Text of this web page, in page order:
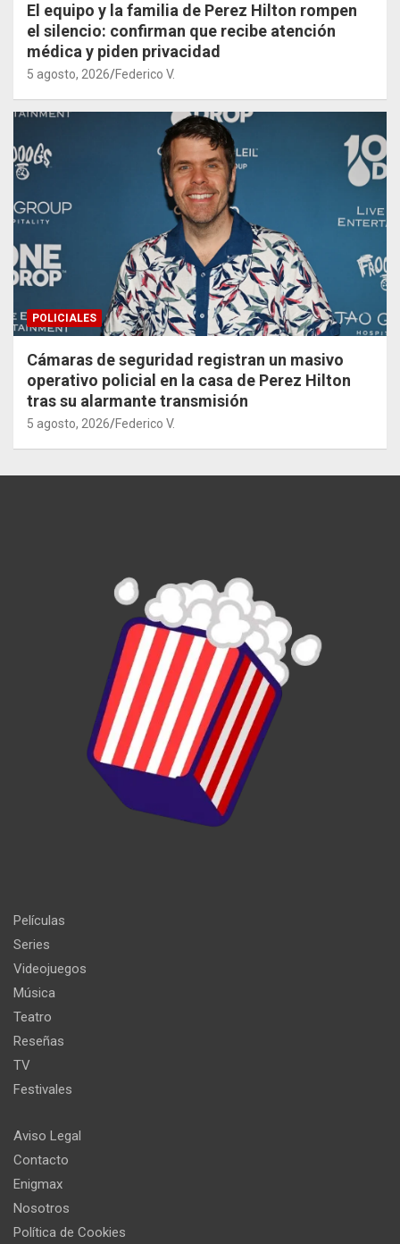
El equipo y la familia de Perez Hilton rompen
el silencio: confirman que recibe atención
médica y piden privacidad
5 agosto, 2026 Federico V.
POLICIALES
Cámaras de seguridad registran un masivo
operativo policial en la casa de Perez Hilton
tras su alarmante transmisión
5 agosto, 2026 Federico V.
Películas
Series
Videojuegos
Música
Teatro
Reseñas
TV
Festivales
Aviso Legal
Contacto
Enigmax
Nosotros
Política de Cookies